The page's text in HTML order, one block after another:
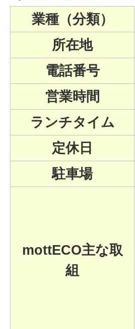
業種（分類）
所在地
電話番号
営業時間
ランチタイム
定休日
駐車場
mottECO主な取
組